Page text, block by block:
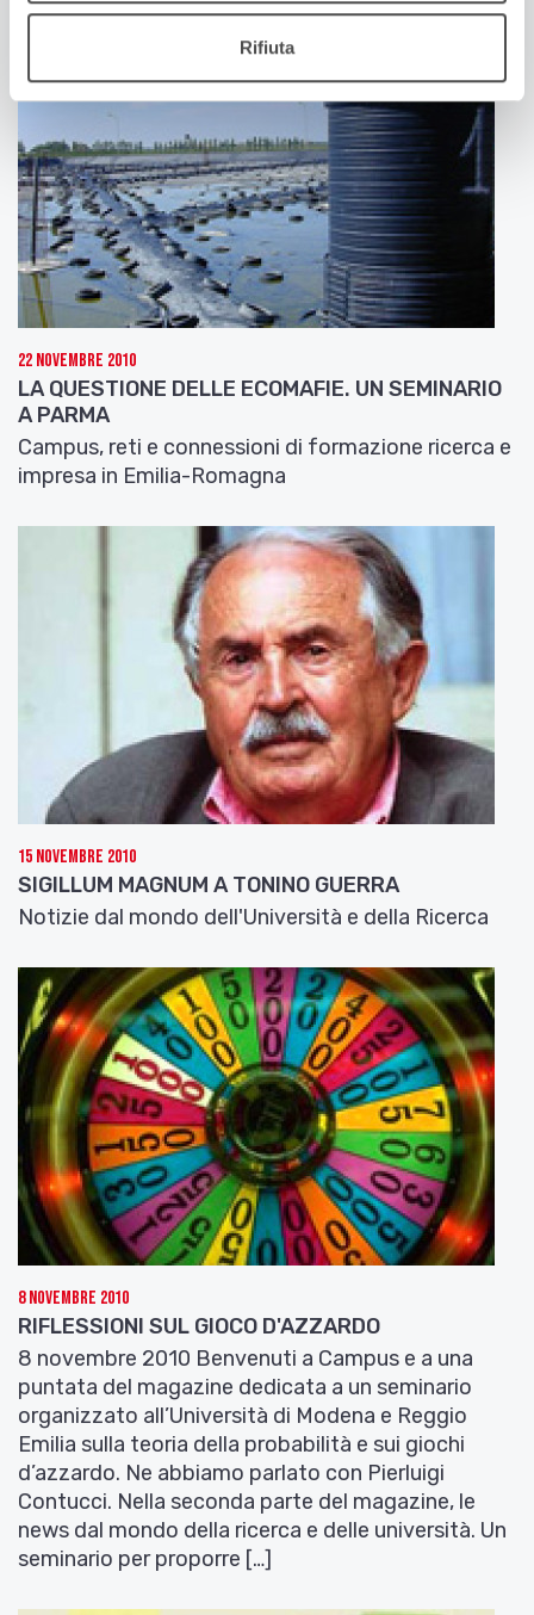
Rifiuta
22 Novembre 2010
LA QUESTIONE DELLE ECOMAFIE. UN SEMINARIO
A PARMA
Campus, reti e connessioni di formazione ricerca e
impresa in Emilia-Romagna
15 Novembre 2010
SIGILLUM MAGNUM A TONINO GUERRA
Notizie dal mondo dell'Università e della Ricerca
8 Novembre 2010
RIFLESSIONI SUL GIOCO D'AZZARDO
8 novembre 2010 Benvenuti a Campus e a una
puntata del magazine dedicata a un seminario
organizzato all’Università di Modena e Reggio
Emilia sulla teoria della probabilità e sui giochi
d’azzardo. Ne abbiamo parlato con Pierluigi
Contucci. Nella seconda parte del magazine, le
news dal mondo della ricerca e delle università. Un
seminario per proporre […]